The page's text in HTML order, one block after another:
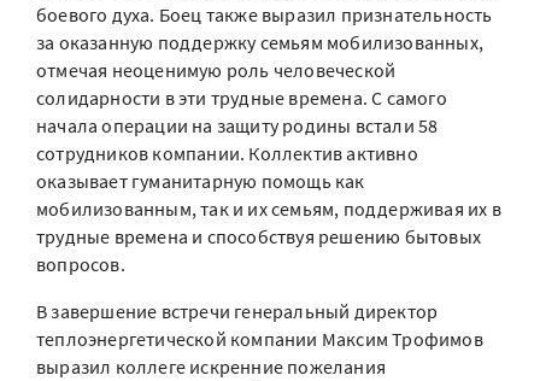
боевого духа. Боец также выразил признательность
за оказанную поддержку семьям мобилизованных,
отмечая неоценимую роль человеческой
солидарности в эти трудные времена. С самого
начала операции на защиту родины встали 58
сотрудников компании. Коллектив активно
оказывает гуманитарную помощь как
мобилизованным, так и их семьям, поддерживая их в
трудные времена и способствуя решению бытовых
вопросов.
В завершение встречи генеральный директор
теплоэнергетической компании Максим Трофимов
выразил коллеге искренние пожелания